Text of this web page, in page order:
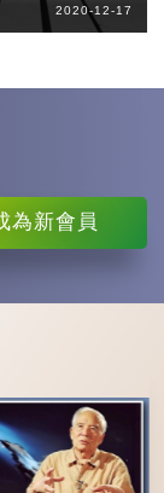
2020-12-17
為新會員